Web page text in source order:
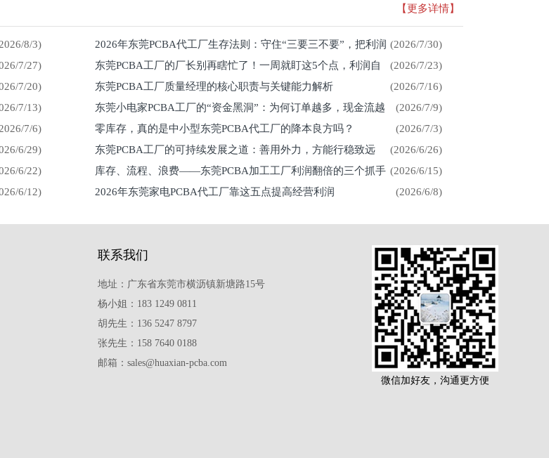
【更多详情】
8/3) (2026/7/30)
2026年东莞PCBA代工厂生存法则：守住“三要三不要”，把利润
留在车间
7/27) (2026/7/23)
东莞PCBA工厂的厂长别再瞎忙了！一周就盯这5个点，利润自
然来
7/20) (2026/7/16)
东莞PCBA工厂质量经理的核心职责与关键能力解析
7/13)
(2026/7/9)
东莞小电家PCBA工厂的“资金黑洞”：为何订单越多，现金流越
紧？
7/6) (2026/7/3)
零库存，真的是中小型东莞PCBA代工厂的降本良方吗？
6/29)
(2026/6/26)
东莞PCBA工厂的可持续发展之道：善用外力，方能行稳致远
6/22)
(2026/6/15)
库存、流程、浪费——东莞PCBA加工工厂利润翻倍的三个抓手
6/12)
(2026/6/8)
2026年东莞家电PCBA代工厂靠这五点提高经营利润
联系我们
地址：广东省东莞市横沥镇新塘路15号
杨小姐：183 1249 0811
胡先生：136 5247 8797
张先生：158 7640 0188
邮箱：sales@huaxian-pcba.com
微信加好友，沟通更方便